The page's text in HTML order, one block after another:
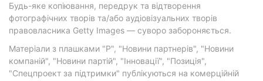
Будь-яке копіювання, передрук та відтворення
фотографічних творів та/або аудіовізуальних творів
правовласника Getty Images — суворо забороняється.
Матеріали з плашками "Р", "Новини партнерів", "Новини
компаній", "Новини партій", "Інновації", "Позиція",
"Спецпроект за підтримки" публікуються на комерційній